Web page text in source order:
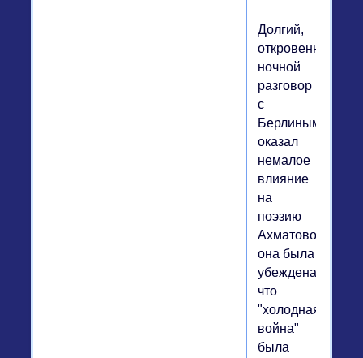
Долгий,
откровенный
ночной
разговор
с
Берлиным
оказал
немалое
влияние
на
поэзию
Ахматовой;
она была
убеждена,
что
"холодная
война"
была